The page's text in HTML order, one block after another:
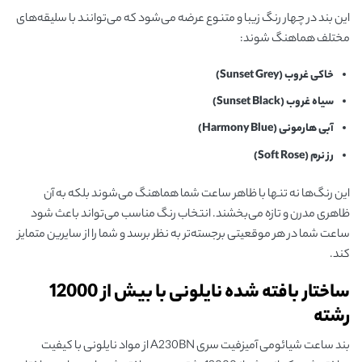
این بند در چهار رنگ زیبا و متنوع عرضه می‌شود که می‌توانند با سلیقه‌های
مختلف هماهنگ شوند:
خاکی غروب(Sunset Grey)
سیاه غروب(Sunset Black)
آبی هارمونی(Harmony Blue)
رز نرم(Soft Rose)
این رنگ‌ها نه تنها با ظاهر ساعت شما هماهنگ می‌شوند بلکه به آن
ظاهری مدرن و تازه می‌بخشند. انتخاب رنگ مناسب می‌تواند باعث شود
ساعت شما در هر موقعیتی برجسته‌تر به نظر برسد و شما را از سایرین متمایز
کند.
ساختار بافته شده نایلونی با بیش از 12000
رشته
بند ساعت‌ شیائومی آمیزفیت سری A230BN از مواد نایلونی با کیفیت